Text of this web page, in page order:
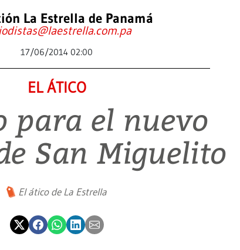
La Estrella de Panamá
17/06/2014 02:00
EL ÁTICO
para el nuevo
San Miguelito
El ático de La Estrella